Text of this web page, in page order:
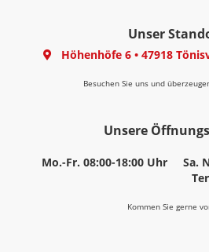
Unser
Höhenhöfe 6• 47918
Besuchen Sie uns und
Unsere
Mo.-Fr. 08:00-18:00 Uhr
Sa.
Kommen Sie gerne